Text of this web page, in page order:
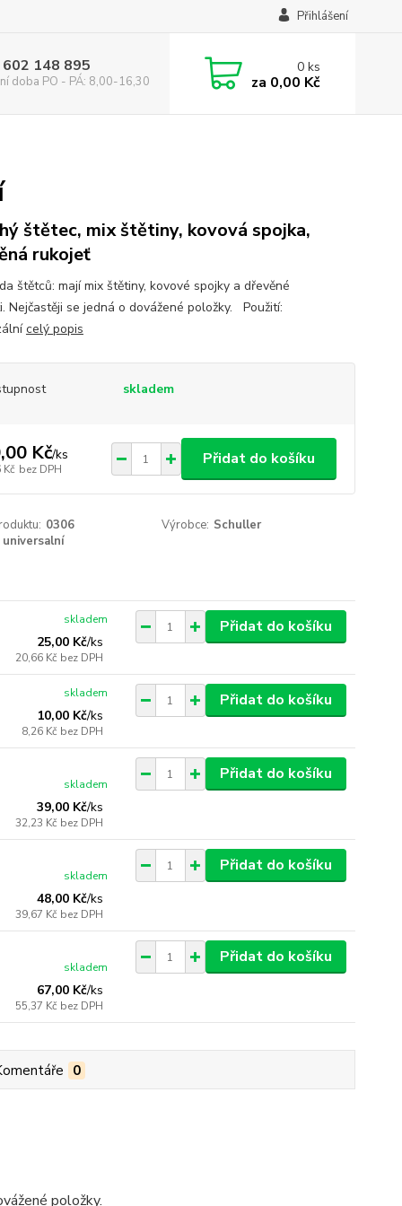
Přihlášení
148 895
doba PO - PÁ: 8,00-16,30
0ks
za 0,00 Kč
štětec, mix štětiny, kovová spojka,
rukojeť
štětců: mají mix štětiny, kovové spojky a dřevěné
Nejčastěji se jedná o dovážené položky. Použití:
celý popis
skladem
Kč/ks
Kč bez DPH
Přidat do košíku
0306 Výrobce: Schuller
universalní
25,00 Kč/ks
20,66 Kč bez DPH
skladem Přidat do košíku
10,00 Kč/ks
8,26 Kč bez DPH
skladem Přidat do košíku
39,00 Kč/ks
32,23 Kč bez DPH
skladem
Přidat do košíku
48,00 Kč/ks
39,67 Kč bez DPH
skladem
Přidat do košíku
67,00 Kč/ks
55,37 Kč bez DPH
skladem
Přidat do košíku
0
položky.